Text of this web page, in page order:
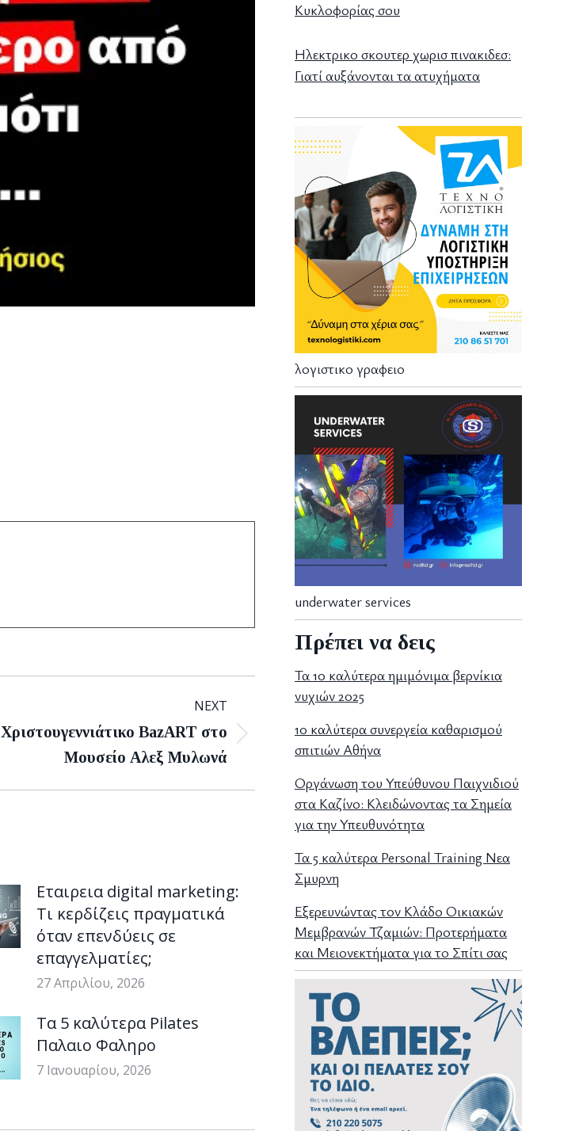
NEXT
Χριστουγεννιάτικο BazART στο
Μουσείο Αλεξ Μυλωνά
Εταιρεια digital marketing:
Τι κερδίζεις πραγματικά
όταν επενδύεις σε
επαγγελματίες;
27 Απριλίου, 2026
Τα 5 καλύτερα Pilates
Παλαιο Φαληρο
7 Ιανουαρίου, 2026
Κυκλοφορίας σου
Ηλεκτρικο σκουτερ χωρισ πινακιδεσ:
Γιατί αυξάνονται τα ατυχήματα
λογιστικο γραφειο
underwater services
Πρέπει να δεις
Τα 10 καλύτερα ημιμόνιμα βερνίκια
νυχιών 2025
10 καλύτερα συνεργεία καθαρισμού
σπιτιών Αθήνα
Οργάνωση του Υπεύθυνου Παιχνιδιού
στα Καζίνο: Κλειδώνοντας τα Σημεία
για την Υπευθυνότητα
Τα 5 καλύτερα Personal Training Νεα
Σμυρνη
Εξερευνώντας τον Κλάδο Οικιακών
Μεμβρανών Τζαμιών: Προτερήματα
και Μειονεκτήματα για το Σπίτι σας